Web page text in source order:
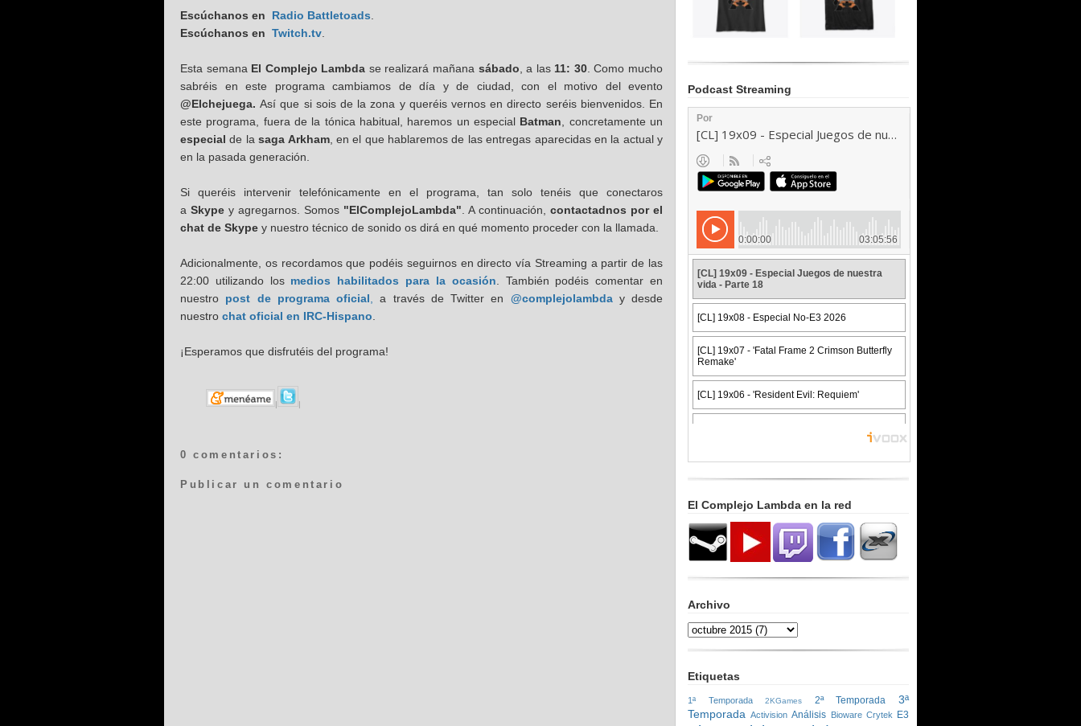
Escúchanos en Radio Battletoads
Escúchanos en Twitch.tv
Esta semana El Complejo Lambda se realizará mañana sábado , a las 11: 30. Como mucho
sabréis en este programa cambiamos de día y de ciudad, con el motivo del evento
@Elchejuega. Así que si sois de la zona y queréis vernos en directo seréis bienvenidos. En
este programa, fuera de la tónica habitual, haremos un especial Batman , concretamente un
especial de lasaga Arkham, en el que hablaremos de las entregas aparecidas en la actual y
en la pasada generación.
Si queréis intervenir telefónicamente en el programa, tan solo tenéis que conectaros
a Skype y agregarnos. Somos "ElComplejoLambda" . A continuación, contactadnos por el
chat de Skype y nuestro técnico de sonido os dirá en qué momento proceder con la llamada.
Adicionalmente, os recordamos que podéis seguirnos en directo vía Streaming a partir de las
22:00 utilizando los medios habilitados para la ocasión . También podéis comentar en
nuestro post de programa oficial a través de Twitter en @complejolambday desde
nuestro chat oficial en IRC-Hispano
¡Esperamos que disfrutéis del programa!
| |
0 comentarios:
Publicar un comentario
Podcast Streaming
El Complejo Lambda en la red
Archivo
Etiquetas
1ª Temporada 2KGames 2ª Temporada
3ª
Temporada
Activision Análisis Bioware Crytek E3